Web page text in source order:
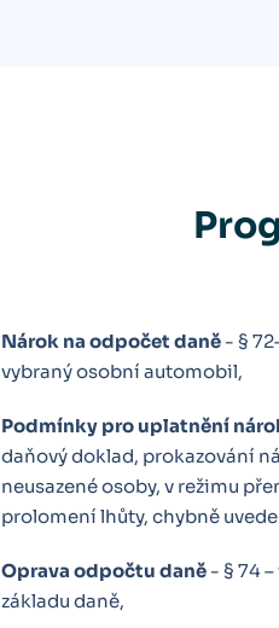
Nárok na odpočet daně- §
vybraný osobní automobil,
Podmínky pro uplatnění
daňový doklad, prokazování
neusazené osoby, v režimu
prolomení lhůty, chybně
Oprava odpočtu daně- § 74 –
základu daně,